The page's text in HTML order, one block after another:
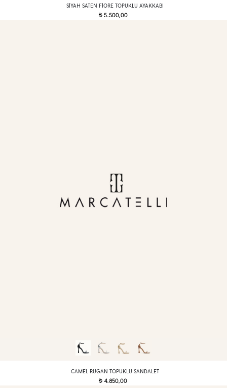
SIYAH SATEN FIORE TOPUKLU AYAKKABI
t5.500,00
CAMEL RUGAN TOPUKLU SANDALET
t 4.850,00